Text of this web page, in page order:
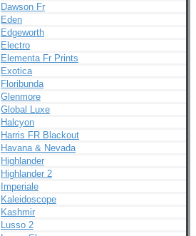
Dawson Fr
Eden
Edgeworth
Electro
Elementa Fr Prints
Exotica
Floribunda
Glenmore
Global Luxe
Halcyon
Harris FR Blackout
Havana & Nevada
Highlander
Highlander 2
Imperiale
Kaleidoscope
Kashmir
Lusso 2